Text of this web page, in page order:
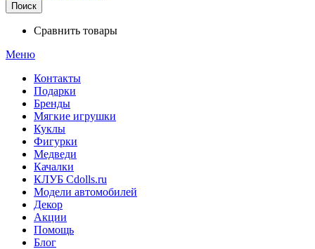
Поиск
Сравнить товары
Меню
Контакты
Подарки
Бренды
Мягкие игрушки
Куклы
Фигурки
Медведи
Качалки
КЛУБ Cdolls.ru
Модели автомобилей
Декор
Акции
Помощь
Блог